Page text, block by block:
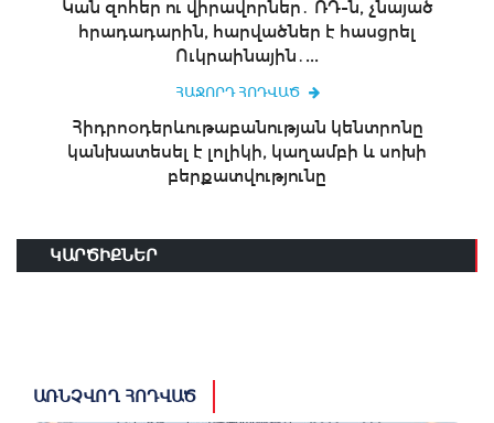
Կան զոհեր ու վիրավորներ․ ՌԴ-ն, չնայած
հրադադարին, հարվածներ է հասցրել
Ուկրաինային․...
ՀԱՋՈՐԴ ՀՈԴՎԱԾ
Հիդրոօդերևութաբանության կենտրոնը
կանխատեսել է լոլիկի, կաղամբի և սոխի
բերքատվությունը
ԿԱՐԾԻՔՆԵՐ
ԱՌՆՉՎՈՂ ՀՈԴՎԱԾ